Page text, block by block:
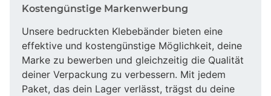
Kostengünstige Markenwerbung
Unsere bedruckten Klebebänder bieten eine
effektive und kostengünstige Möglichkeit, deine
Marke zu bewerben und gleichzeitig die Qualität
deiner Verpackung zu verbessern. Mit jedem
Paket, das dein Lager verlässt, trägst du deine